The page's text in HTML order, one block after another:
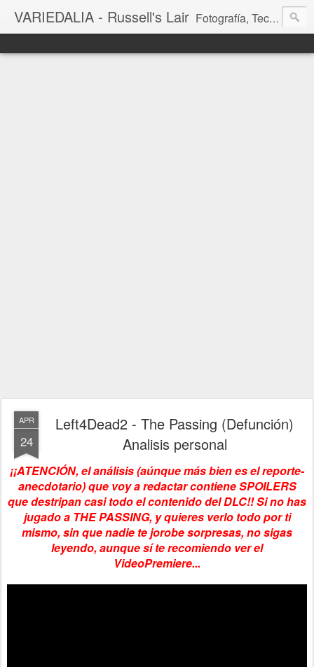
VARIEDALIA - Russell's Lair Fotografía, Tecnología, Cine y Videojuegos en un Blog Multitemática. El rinconcito del creador de FotoMuseo 3D y Left 4 SGC.
APR
24
Left4Dead2 - The Passing (Defunción)
Analisis personal
¡¡ATENCIÓN, el análisis (aúnque más bien es el reporte-
anecdotario) que voy a redactar contiene SPOILERS
que destripan casi todo el contenido del DLC!! Si no has
jugado a THE PASSING, y quieres verlo todo por ti
mismo, sin que nadie te jorobe sorpresas, no sigas
leyendo, aunque sí te recomiendo ver el
VideoPremiere...